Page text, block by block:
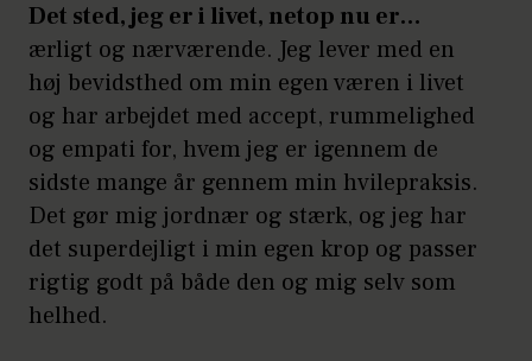
Det sted, jeg er i livet, netop nu er…
ærligt og nærværende. Jeg lever med en
høj bevidsthed om min egen væren i livet
og har arbejdet med accept, rummelighed
og empati for, hvem jeg er igennem de
sidste mange år gennem min hvilepraksis.
Det gør mig jordnær og stærk, og jeg har
det superdejligt i min egen krop og passer
rigtig godt på både den og mig selv som
helhed.